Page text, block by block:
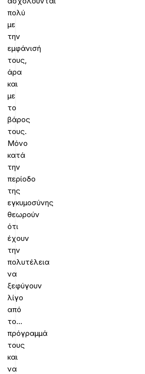
πολύ
με
την
εμφάνισή
τους,
άρα
και
με
το
βάρος
τους.
Μόνο
κατά
την
περίοδο
της
εγκυμοσύνης
θεωρούν
ότι
έχουν
την
πολυτέλεια
να
ξεφύγουν
λίγο
από
το…
πρόγραμμά
τους
και
να